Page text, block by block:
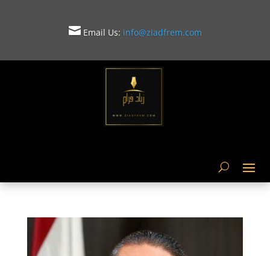
Email Us: info@ziadfrem.com
